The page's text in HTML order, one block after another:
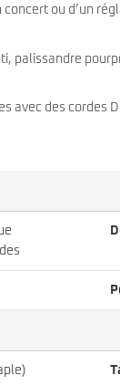
ou d’un
palissandre
avec des cordes